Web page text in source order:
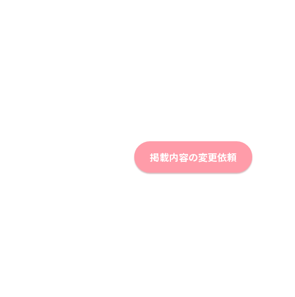
掲載内容の変更依頼